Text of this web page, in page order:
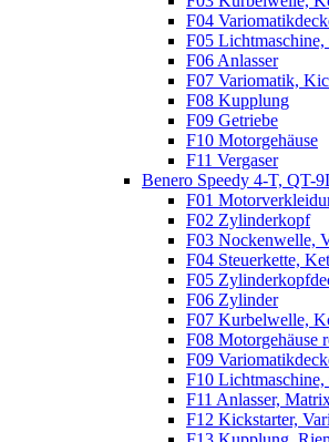
F04
F05
F06 Anlasser
F07 Variomatik,
F08 Kupplung
F09 Getriebe
F10 Motorgehäuse
F11 Vergaser
Benero Speedy 4-T, QT-
F01
F02 Zylinderkopf
F03 Nockenwelle,
F04 Steuerkette,
F05
F06 Zylinder
F07 Kurbelwelle,
F08 Motorgehäuse
F09
F10
F11 Anlasser,
F12 Kickstarter,